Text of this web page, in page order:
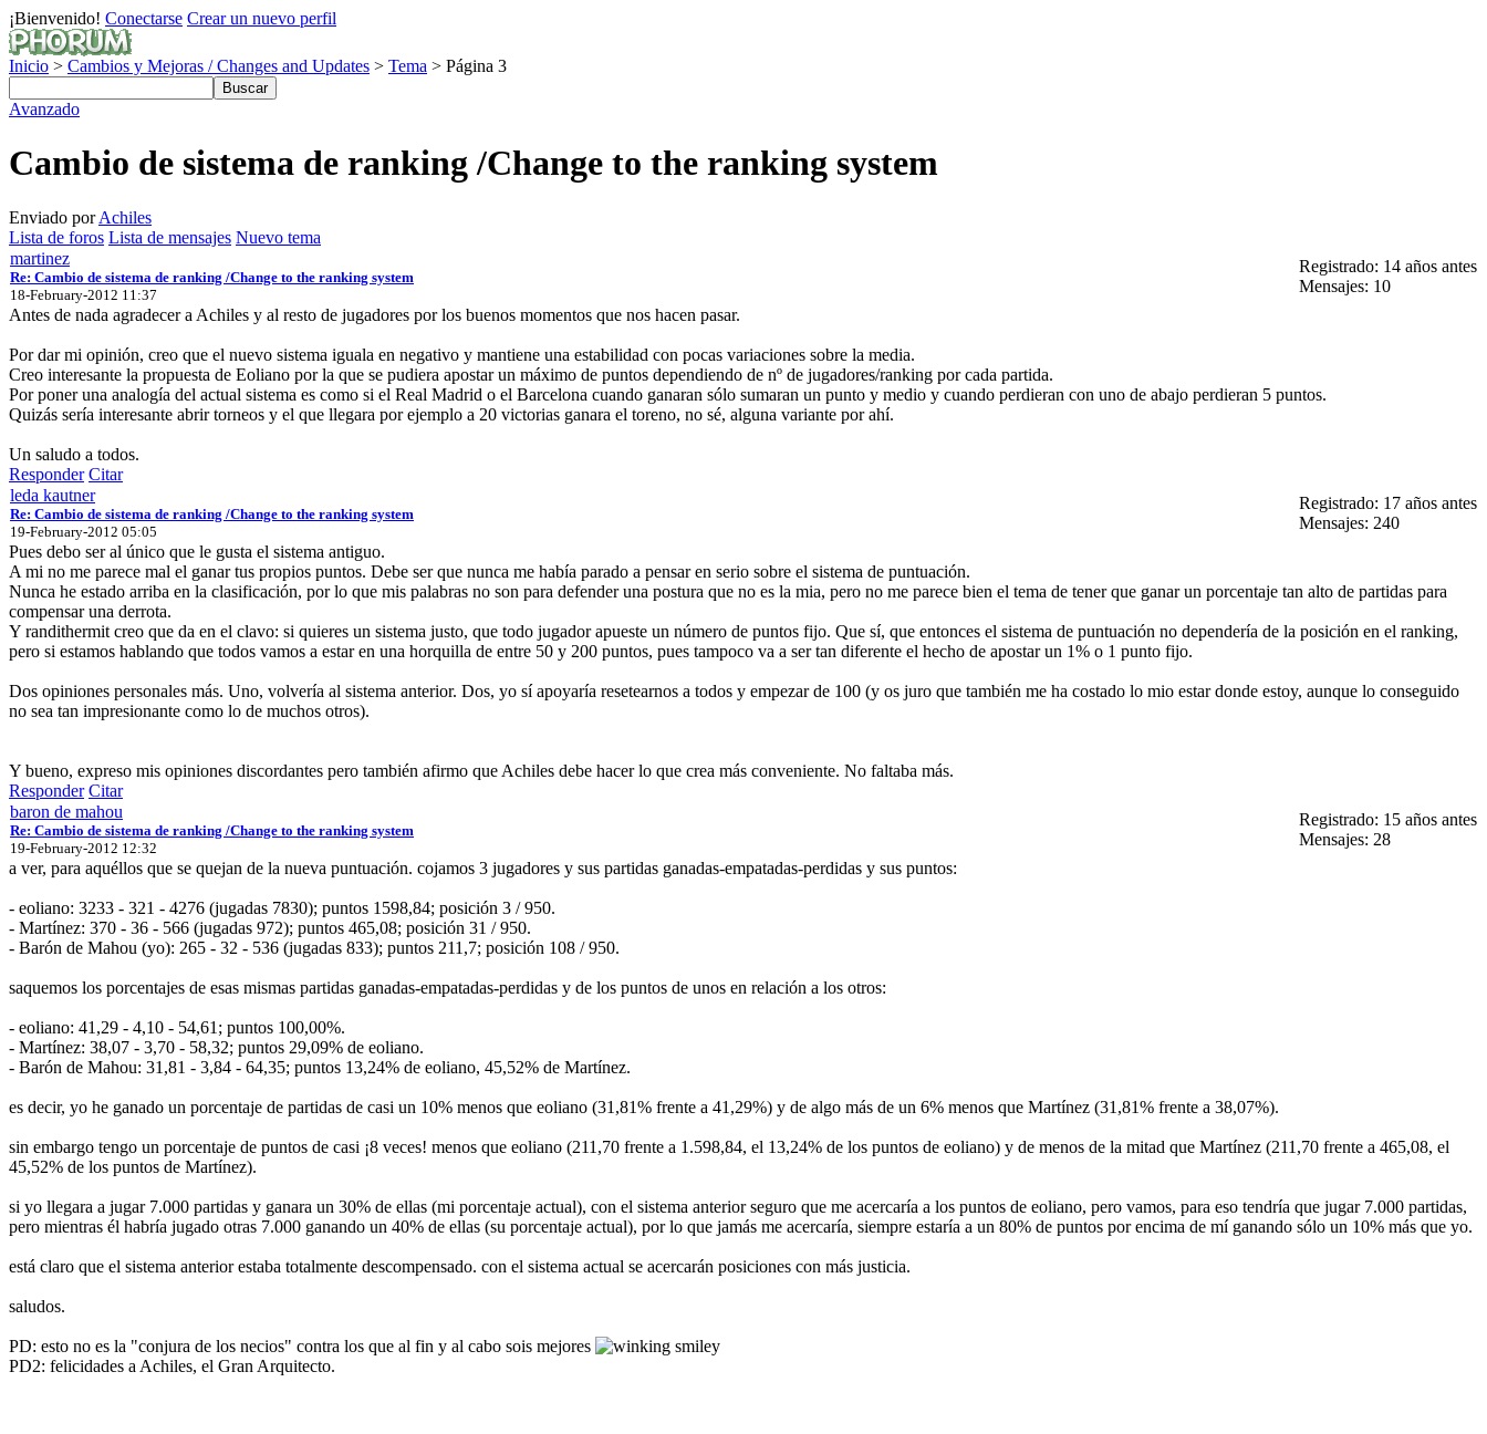
¡Bienvenido! Conectarse Crear un nuevo perfil
Inicio > Cambios y Mejoras / Changes and Updates > Tema > Página 3
Avanzado
Cambio de sistema de ranking /Change to the ranking system
Enviado porAchiles
Lista de foros Lista de mensajes Nuevo tema
martinez
Re: Cambio de sistema de ranking /Change to the ranking system
18-February-2012 11:37
Registrado: 14 años antes
Mensajes: 10
Antes de nada agradecer a Achiles y al resto de jugadores por los buenos momentos que nos hacen pasar.
Por dar mi opinión, creo que el nuevo sistema iguala en negativo y mantiene una estabilidad con pocas variaciones sobre la media.
Creo interesante la propuesta de Eoliano por la que se pudiera apostar un máximo de puntos dependiendo de nº de jugadores/ranking por cada partida.
Por poner una analogía del actual sistema es como si el Real Madrid o el Barcelona cuando ganaran sólo sumaran un punto y medio y cuando perdieran con uno de abajo perdieran 5 puntos.
Quizás sería interesante abrir torneos y el que llegara por ejemplo a 20 victorias ganara el toreno, no sé, alguna variante por ahí.
Un saludo a todos.
Responder Citar
leda kautner
Re: Cambio de sistema de ranking /Change to the ranking system
19-February-2012 05:05
Registrado: 17 años antes
Mensajes: 240
Pues debo ser al único que le gusta el sistema antiguo.
A mi no me parece mal el ganar tus propios puntos. Debe ser que nunca me había parado a pensar en serio sobre el sistema de puntuación.
Nunca he estado arriba en la clasificación, por lo que mis palabras no son para defender una postura que no es la mia, pero no me parece bien el tema de tener que ganar un porcentaje tan alto de partidas para
compensar una derrota.
Y randithermit creo que da en el clavo: si quieres un sistema justo, que todo jugador apueste un número de puntos fijo. Que sí, que entonces el sistema de puntuación no dependería de la posición en el ranking,
pero si estamos hablando que todos vamos a estar en una horquilla de entre 50 y 200 puntos, pues tampoco va a ser tan diferente el hecho de apostar un 1% o 1 punto fijo.
Dos opiniones personales más. Uno, volvería al sistema anterior. Dos, yo sí apoyaría resetearnos a todos y empezar de 100 (y os juro que también me ha costado lo mio estar donde estoy, aunque lo conseguido
no sea tan impresionante como lo de muchos otros).
Y bueno, expreso mis opiniones discordantes pero también afirmo que Achiles debe hacer lo que crea más conveniente. No faltaba más.
Responder Citar
baron de mahou
Re: Cambio de sistema de ranking /Change to the ranking system
19-February-2012 12:32
Registrado: 15 años antes
Mensajes: 28
a ver, para aquéllos que se quejan de la nueva puntuación. cojamos 3 jugadores y sus partidas ganadas-empatadas-perdidas y sus puntos:
- eoliano: 3233 - 321 - 4276 (jugadas 7830); puntos 1598,84; posición 3 / 950.
- Martínez: 370 - 36 - 566 (jugadas 972); puntos 465,08; posición 31 / 950.
- Barón de Mahou (yo): 265 - 32 - 536 (jugadas 833); puntos 211,7; posición 108 / 950.
saquemos los porcentajes de esas mismas partidas ganadas-empatadas-perdidas y de los puntos de unos en relación a los otros:
- eoliano: 41,29 - 4,10 - 54,61; puntos 100,00%.
- Martínez: 38,07 - 3,70 - 58,32; puntos 29,09% de eoliano.
- Barón de Mahou: 31,81 - 3,84 - 64,35; puntos 13,24% de eoliano, 45,52% de Martínez.
es decir, yo he ganado un porcentaje de partidas de casi un 10% menos que eoliano (31,81% frente a 41,29%) y de algo más de un 6% menos que Martínez (31,81% frente a 38,07%).
sin embargo tengo un porcentaje de puntos de casi ¡8 veces! menos que eoliano (211,70 frente a 1.598,84, el 13,24% de los puntos de eoliano) y de menos de la mitad que Martínez (211,70 frente a 465,08, el
45,52% de los puntos de Martínez).
si yo llegara a jugar 7.000 partidas y ganara un 30% de ellas (mi porcentaje actual), con el sistema anterior seguro que me acercaría a los puntos de eoliano, pero vamos, para eso tendría que jugar 7.000 partidas,
pero mientras él habría jugado otras 7.000 ganando un 40% de ellas (su porcentaje actual), por lo que jamás me acercaría, siempre estaría a un 80% de puntos por encima de mí ganando sólo un 10% más que yo.
está claro que el sistema anterior estaba totalmente descompensado. con el sistema actual se acercarán posiciones con más justicia.
saludos.
PD: esto no es la "conjura de los necios" contra los que al fin y al cabo sois mejores
PD2: felicidades a Achiles, el Gran Arquitecto.